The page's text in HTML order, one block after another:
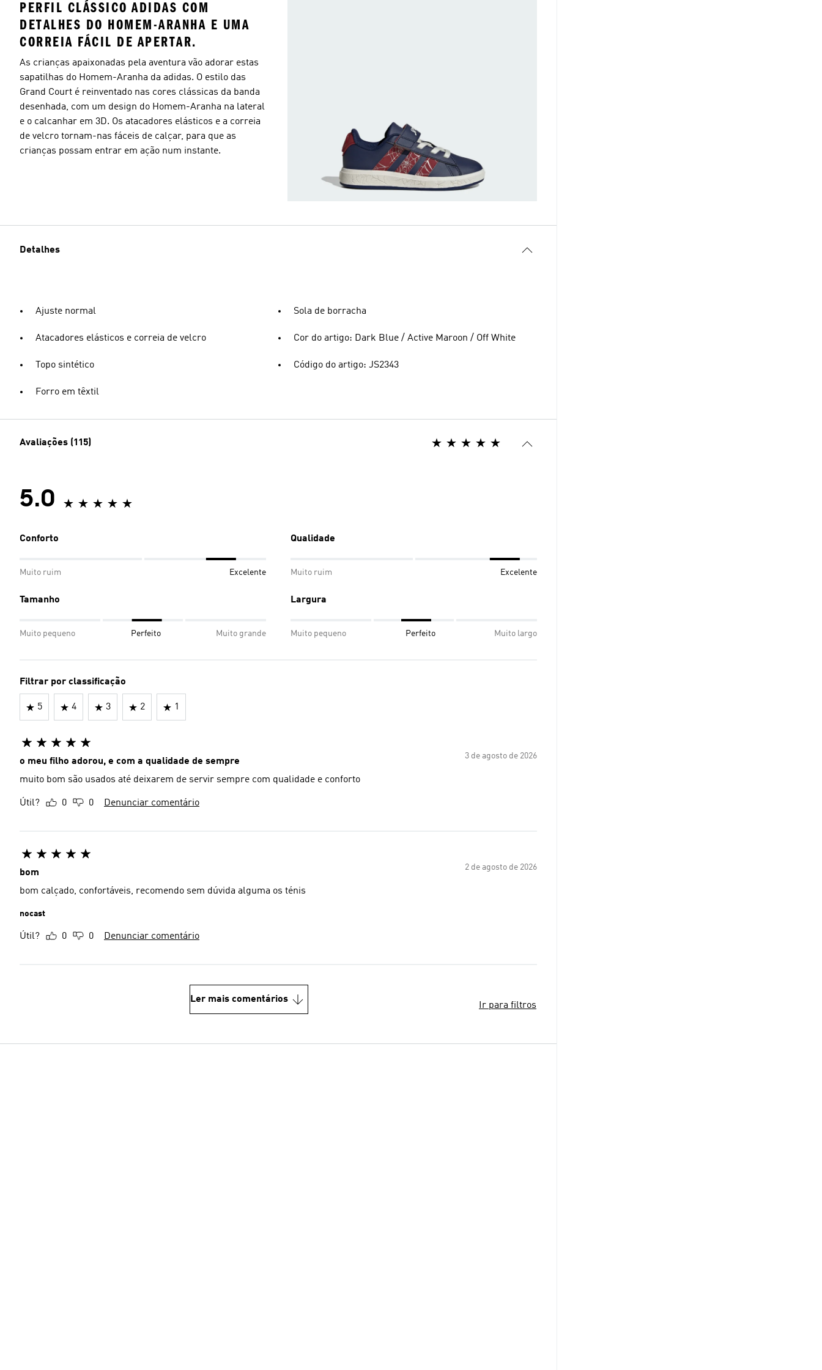
PERFIL CLÁSSICO ADIDAS COM
DETALHES DO HOMEM-ARANHA E UMA
CORREIA FÁCIL DE APERTAR.
As crianças apaixonadas pela aventura vão adorar estas
sapatilhas do Homem-Aranha da adidas. O estilo das
Grand Court é reinventado nas cores clássicas da banda
desenhada, com um design do Homem-Aranha na lateral
e o calcanhar em 3D. Os atacadores elásticos e a correia
de velcro tornam-nas fáceis de calçar, para que as
crianças possam entrar em ação num instante.
Detalhes
Ajuste normal
Atacadores elásticos e correia de velcro
Topo sintético
Forro em têxtil
Sola de borracha
Cor do artigo: Dark Blue / Active Maroon / Off White
Código do artigo: JS2343
Avaliações (115)
5.0
Conforto
Muito ruim Excelente
Qualidade
Muito ruim Excelente
Tamanho
Muito pequeno Perfeito Muito grande
Largura
Muito pequeno Perfeito Muito largo
Filtrar por classificação
5 4 3 2 1
3 de agosto de 2026
o meu filho adorou, e com a qualidade de sempre
muito bom são usados até deixarem de servir sempre com qualidade e conforto
Útil? 0 0 Denunciar comentário
2 de agosto de 2026
bom
bom calçado, confortáveis, recomendo sem dúvida alguma os ténis
nocast
Útil? 0 0 Denunciar comentário
Ler mais comentários
Ir para filtros